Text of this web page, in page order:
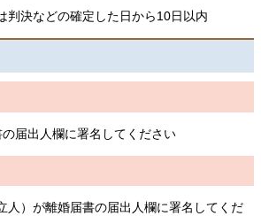
判決などの確定した日から10日以内
届出人欄に署名してください
人）が離婚届書の届出人欄に署名してくだ